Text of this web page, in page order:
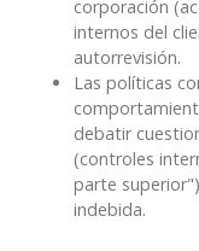
corporación
internos del
autorrevisión.
Las políticas
debatir
(controles
parte
indebida.